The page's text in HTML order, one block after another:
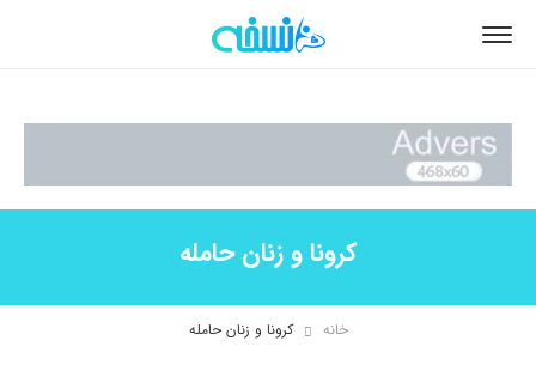
کرونا و زنان حامله
خانه کرونا و زنان حامله